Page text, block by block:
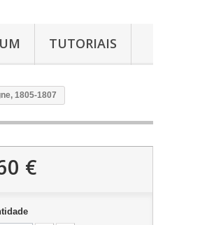
TUTORIAIS
1805-1807
€